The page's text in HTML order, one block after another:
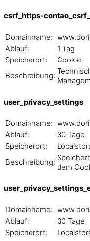
csrf_https-
Domainname:
Ablauf:
1 Tag
Speicherort:
Cookie
Beschreibung:
user_privacy_settings
Domainname:
Ablauf:
30 Tage
Speicherort:
Beschreibung:
dem
Domainname:
Ablauf:
30 Tage
Speicherort: